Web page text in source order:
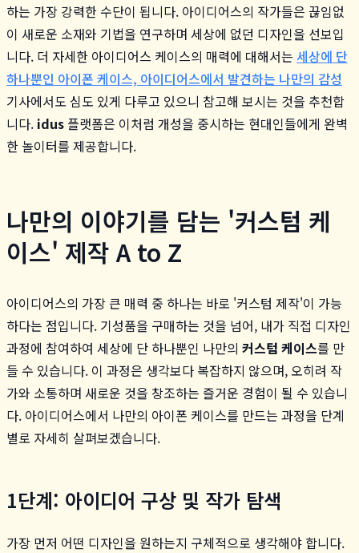
하는 가장 강력한 수단이 됩니다. 아이디어스의 작가들은 끊임없
이 새로운 소재와 기법을 연구하며 세상에 없던 디자인을 선보입
니다. 더 자세한 아이디어스 케이스의 매력에 대해서는 세상에 단
하나뿐인 아이폰 케이스, 아이디어스에서 발견하는 나만의 감성
기사에서도 심도 있게 다루고 있으니 참고해 보시는 것을 추천합
니다. idus 플랫폼은 이처럼 개성을 중시하는 현대인들에게 완벽
한 놀이터를 제공합니다.
나만의 이야기를 담는 '커스텀 케
이스' 제작 A to Z
아이디어스의 가장 큰 매력 중 하나는 바로 '커스텀 제작'이 가능
하다는 점입니다. 기성품을 구매하는 것을 넘어, 내가 직접 디자인
과정에 참여하여 세상에 단 하나뿐인 나만의 커스텀 케이스를 만
들 수 있습니다. 이 과정은 생각보다 복잡하지 않으며, 오히려 작
가와 소통하며 새로운 것을 창조하는 즐거운 경험이 될 수 있습니
다. 아이디어스에서 나만의 아이폰 케이스를 만드는 과정을 단계
별로 자세히 살펴보겠습니다.
1단계: 아이디어 구상 및 작가 탐색
가장 먼저 어떤 디자인을 원하는지 구체적으로 생각해야 합니다.